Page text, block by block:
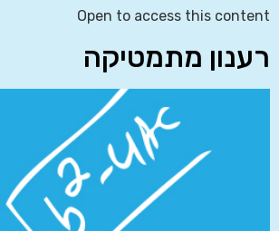
Open to access this content
רענון מתמטיקה